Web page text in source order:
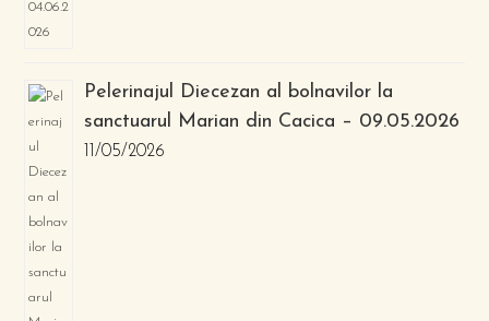
Pelerinajul Diecezan al bolnavilor la
sanctuarul Marian din Cacica – 09.05.2026
11/05/2026